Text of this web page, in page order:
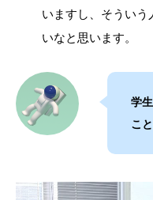
いますし、そういう
いなと思います。
学
こ